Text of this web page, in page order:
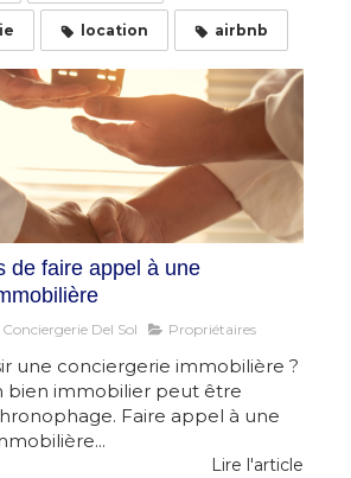
location airbnb
de faire appel à une
Conciergerie Del Sol Propriétaires
une conciergerie immobilière ?
bien immobilier peut être
Faire appel à une
Lire l'article